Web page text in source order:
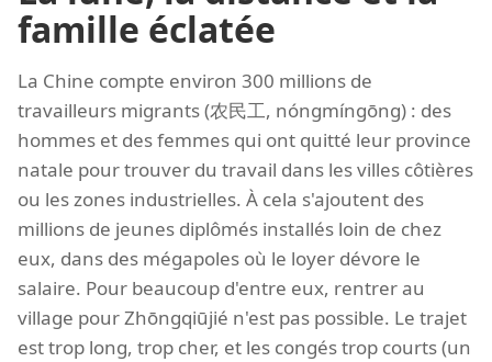
famille éclatée
La Chine compte environ 300 millions de
travailleurs migrants (农民工, nóngmíngōng) : des
hommes et des femmes qui ont quitté leur province
natale pour trouver du travail dans les villes côtières
ou les zones industrielles. À cela s'ajoutent des
millions de jeunes diplômés installés loin de chez
eux, dans des mégapoles où le loyer dévore le
salaire. Pour beaucoup d'entre eux, rentrer au
village pour Zhōngqiūjié n'est pas possible. Le trajet
est trop long, trop cher, et les congés trop courts (un